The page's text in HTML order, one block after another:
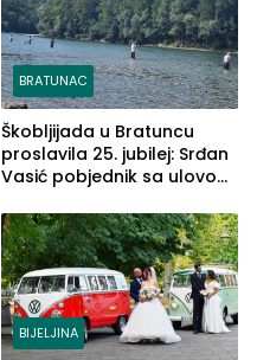
BRATUNAC
Škobljijada u Bratuncu
proslavila 25. jubilej: Srđan
Vasić pobjednik sa ulovom
BIJELJINA